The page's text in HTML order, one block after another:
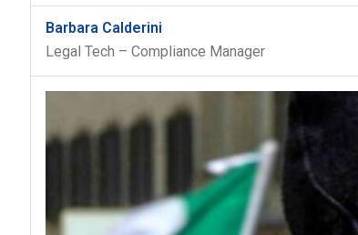
Barbara Calderini
Legal Tech – Compliance Manager